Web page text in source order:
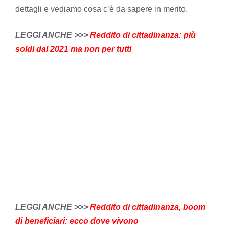
dettagli e vediamo cosa c’è da sapere in merito.
LEGGI ANCHE >>> Reddito di cittadinanza: più
soldi dal 2021 ma non per tutti
LEGGI ANCHE >>> Reddito di cittadinanza, boom
di beneficiari: ecco dove vivono